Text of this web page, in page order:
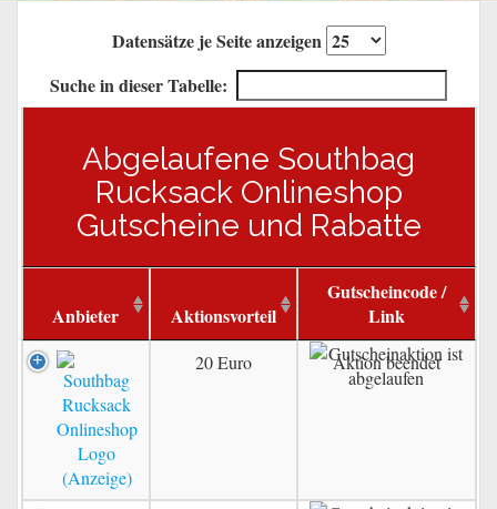
Datensätze je Seite anzeigen
Suche in dieser Tabelle:
Abgelaufene Southbag
Rucksack Onlineshop
Gutscheine und Rabatte
Anbieter Aktionsvorteil
Gutscheincode /
Link
20 Euro Aktion beendet